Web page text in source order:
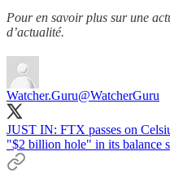
Pour en savoir plus sur une
d’actualité.
Watcher.Guru@WatcherGuru
JUST IN: FTX passes on
"$2 billion hole" in its balance